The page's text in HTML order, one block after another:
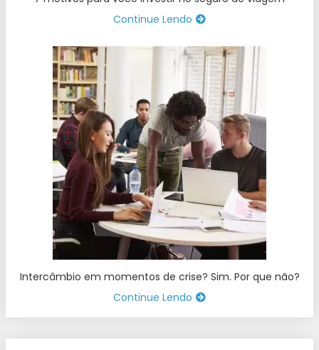
Continue Lendo
Intercâmbio em momentos de crise? Sim. Por que não?
Continue Lendo